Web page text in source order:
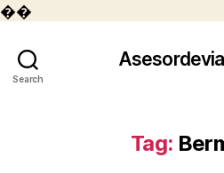
��
Search
Tag: